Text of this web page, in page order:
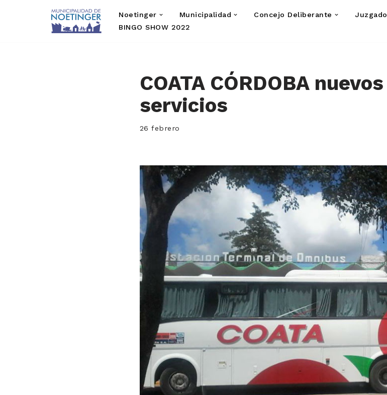
Noetinger Municipalidad Concejo Deliberante
BINGO SHOW 2022
COATA CÓRDOBA
servicios
26 febrero